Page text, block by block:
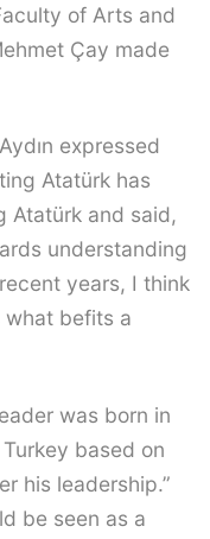
of Arts and
Çay made
expressed
Atatürk has
Atatürk and said,
understanding
years, I think
what befits a
was born in
based on
his leadership.”
be seen as a